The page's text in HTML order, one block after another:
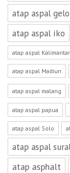
atap aspal
atap aspal iko
atap aspal
atap aspal Madiun
atap aspal malang
atap aspal papua
atap aspal Solo
atap aspal
atap asphalt